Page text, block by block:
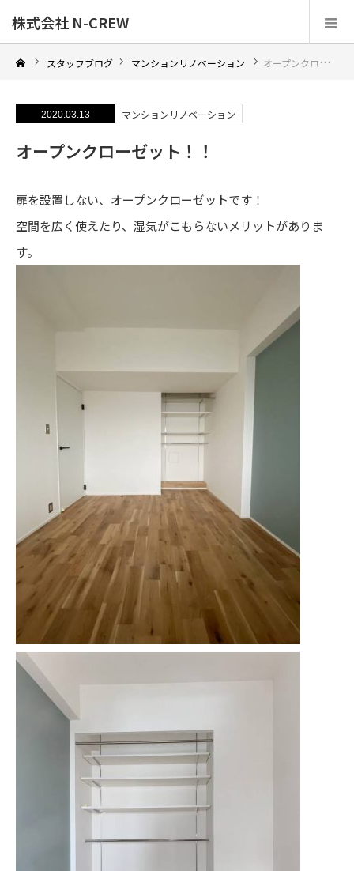
株式会社 N-CREW
スタッフブログ マンションリノベーション オープンクローゼット！！
2020.03.13 マンションリノベーション
オープンクローゼット！！
扉を設置しない、オープンクローゼットです！
空間を広く使えたり、湿気がこもらないメリットがありま
す。